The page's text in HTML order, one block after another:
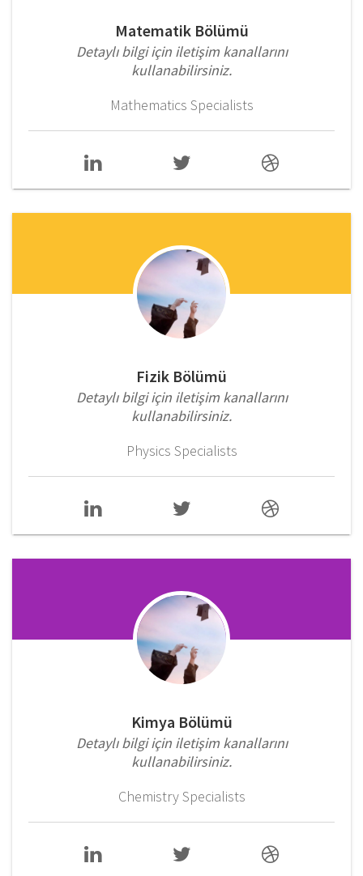
Matematik Bölümü
Detaylı bilgi için iletişim kanallarını
kullanabilirsiniz.
Mathematics Specialists
Fizik Bölümü
Detaylı bilgi için iletişim kanallarını
kullanabilirsiniz.
Physics Specialists
Kimya Bölümü
Detaylı bilgi için iletişim kanallarını
kullanabilirsiniz.
Chemistry Specialists